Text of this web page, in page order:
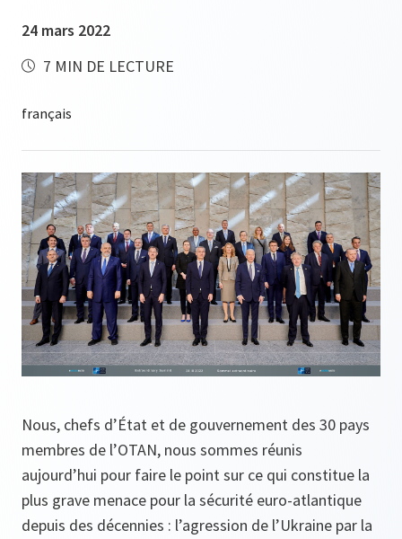
24 mars 2022
7 MIN DE LECTURE
Nous, chefs d’État et de gouvernement des 30 pays
membres de l’OTAN, nous sommes réunis
aujourd’hui pour faire le point sur ce qui constitue la
plus grave menace pour la sécurité euro-atlantique
depuis des décennies : l’agression de l’Ukraine par la